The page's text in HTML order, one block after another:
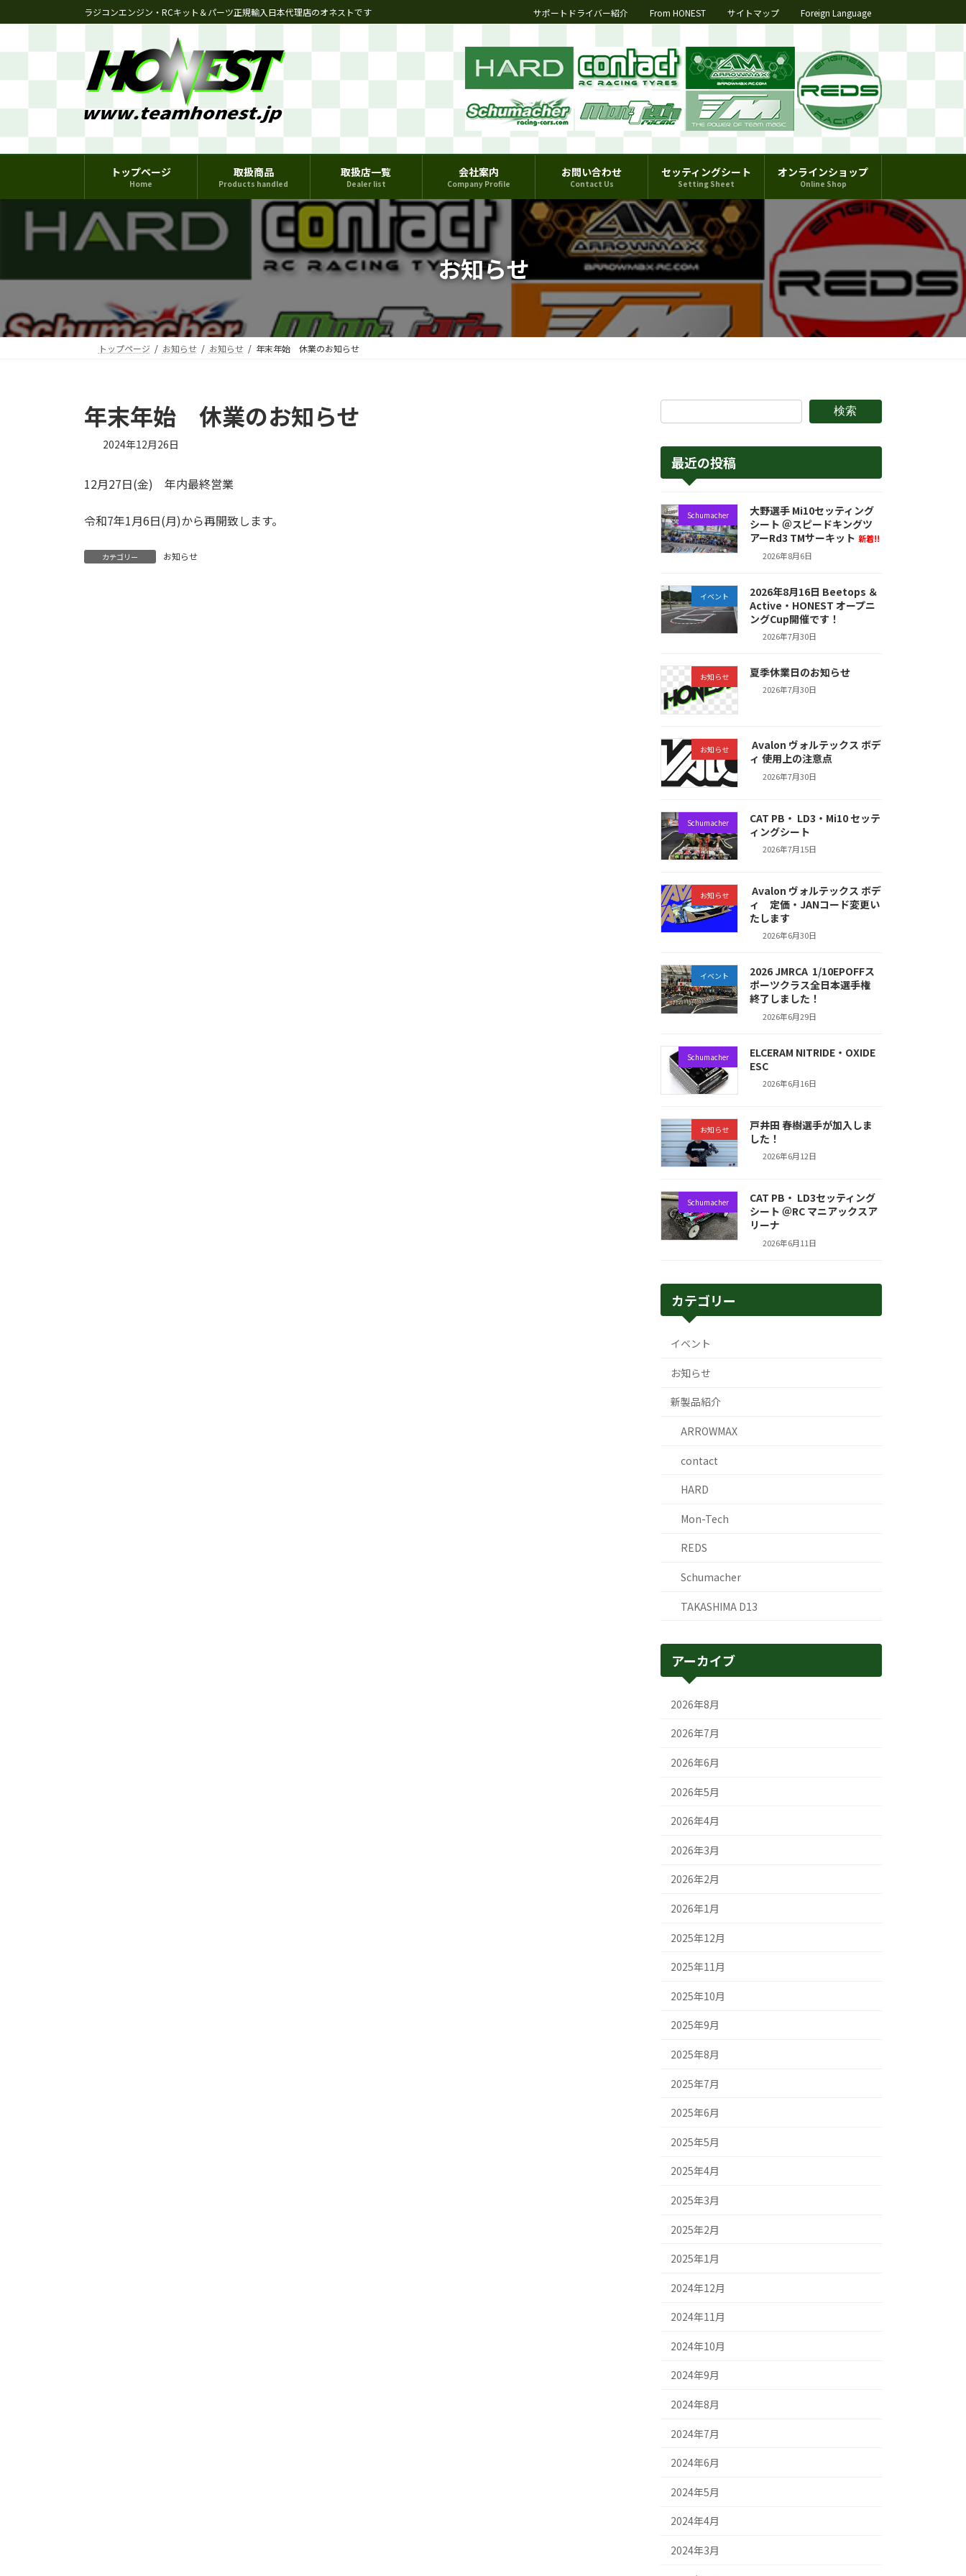
ン
ツ
ス
ビ
シ
ン
ラジコンエンジン・RCキット＆パーツ正規輸入日本代理店のオネストです サポートドライバー紹介 From HONEST サイトマップ Foreign Language
トップページ
Home
取扱商品
Products handled
取扱店一覧
Dealer list
会社案内
Company Profile
お問い合わせ
Contact Us
セッティングシート
Setting Sheet
オンラインショップ
Online Shop
お知らせ
トップページ お知らせ お知らせ 年末年始 休業のお知らせ
年末年始 休業のお知らせ
2024年12月26日
12月27日(金) 年内最終営業
令和7年1月6日(月)から再開致します。
カテゴリー お知らせ
検索
最近の投稿
Schumacher
大野選手 Mi10セッティング
シート ＠スピードキングツ
アーRd3 TMサーキット 新着!!
2026年8月6日
イベント
2026年8月16日 Beetops ＆
Active・HONEST オープニ
ングCup開催です！
2026年7月30日
お知らせ 夏季休業日のお知らせ
2026年7月30日
お知らせ
Avalon ヴォルテックス ボデ
ィ 使用上の注意点
2026年7月30日
Schumacher
CAT PB・ LD3・Mi10 セッテ
ィングシート
2026年7月15日
お知らせ
Avalon ヴォルテックス ボデ
ィ 定価・JANコード変更い
たします
2026年6月30日
イベント
2026 JMRCA 1/10EPOFFス
ポーツクラス全日本選手権
終了しました！
2026年6月29日
Schumacher
ELCERAM NITRIDE・OXIDE
ESC
2026年6月16日
お知らせ
戸井田 春樹選手が加入しま
した！
2026年6月12日
Schumacher
CAT PB・ LD3セッティング
シート ＠RC マニアックスア
リーナ
2026年6月11日
カテゴリー
イベント
お知らせ
新製品紹介
ARROWMAX
contact
HARD
Mon-Tech
REDS
Schumacher
TAKASHIMA D13
アーカイブ
2026年8月
2026年7月
2026年6月
2026年5月
2026年4月
2026年3月
2026年2月
2026年1月
2025年12月
2025年11月
2025年10月
2025年9月
2025年8月
2025年7月
2025年6月
2025年5月
2025年4月
2025年3月
2025年2月
2025年1月
2024年12月
2024年11月
2024年10月
2024年9月
2024年8月
2024年7月
2024年6月
2024年5月
2024年4月
2024年3月